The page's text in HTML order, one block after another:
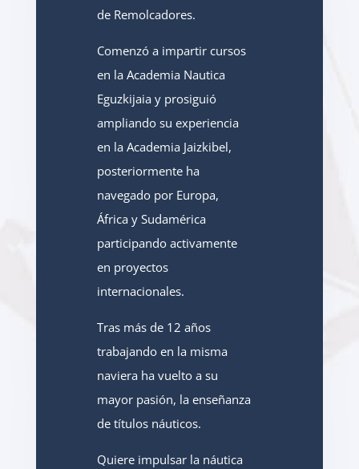
de Remolcadores.
Comenzó a impartir cursos
en la Academia Nautica
Eguzkijaia y prosiguió
ampliando su experiencia
en la Academia Jaizkibel,
posteriormente ha
navegado por Europa,
África y Sudamérica
participando activamente
en proyectos
internacionales.
Tras más de 12 años
trabajando en la misma
naviera ha vuelto a su
mayor pasión, la enseñanza
de títulos náuticos.
Quiere impulsar la náutica